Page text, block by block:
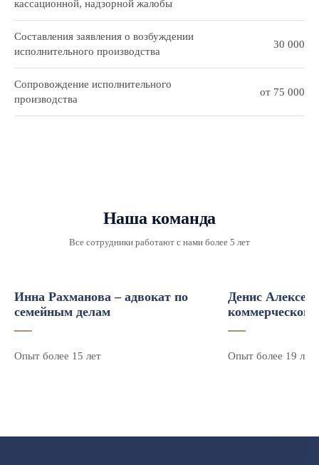
кассационной, надзорной жалобы
Составления заявления о возбуждении
исполнительного производства
30 000
Сопровождение исполнительного
производства
от 75 000
Наша команда
Все сотрудники работают с нами более 5 лет
Инна Рахманова – адвокат по
семейным делам
Опыт более 15 лет
Денис
коммерческого
Опыт более 19 лет